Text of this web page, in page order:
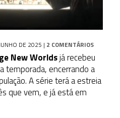
DE 2025 | 2 COMENTÁRIOS
New Worldsjá recebeu
temporada, encerrando a
A série terá a estreia
que vem, e já está em